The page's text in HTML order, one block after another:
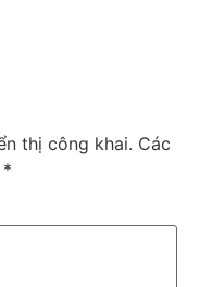
thị công khai. Các
*